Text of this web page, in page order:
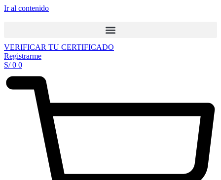
Ir al contenido
VERIFICAR TU CERTIFICADO
Registrarme
S/0 0